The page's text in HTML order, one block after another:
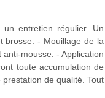
entretien régulier. Un
brosse. - Mouillage de la
mousse. - Application
toute accumulation de
de qualité. Tout